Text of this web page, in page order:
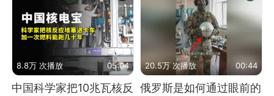
8.8万 次播放 05:04
中国科学家把10兆瓦核反
20.5万 次播放 00:44
俄罗斯是如何通过眼前的